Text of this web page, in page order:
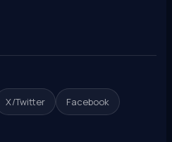
X/Twitter Facebook